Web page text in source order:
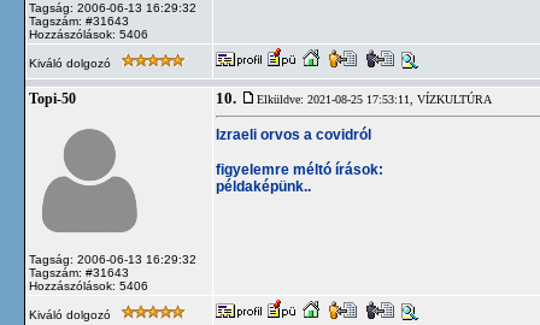
Tagság: 2006-06-13 16:29:32
Tagszám: #31643
Hozzászólások: 5406
Kiváló dolgozó
Topi-50
Tagság: 2006-06-13 16:29:32
Tagszám: #31643
Hozzászólások: 5406
10. Elküldve: 2021-08-25 17:53:11, VÍZKULTÚRA
Izraeli orvos a covidról
figyelemre méltó írások:
példaképünk..
Kiváló dolgozó